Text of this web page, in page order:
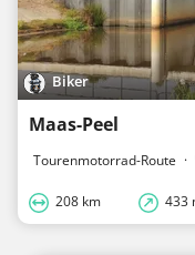
Biker
Maas-Peel
Tourenmotorrad-Route ·
208 km 433